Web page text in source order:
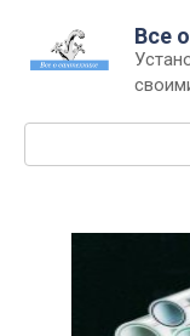
контенту
Все